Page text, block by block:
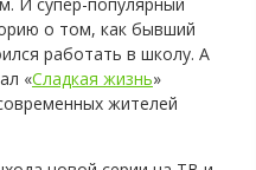
И супер-популярный
о том, как бывший
работать в школу. А
«Сладкая жизнь»
жителей